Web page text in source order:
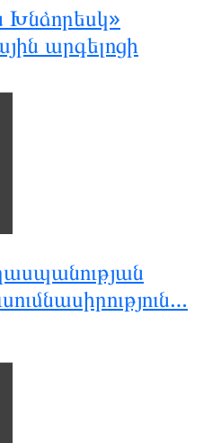
Խնձորեսկ»
արգելոցի